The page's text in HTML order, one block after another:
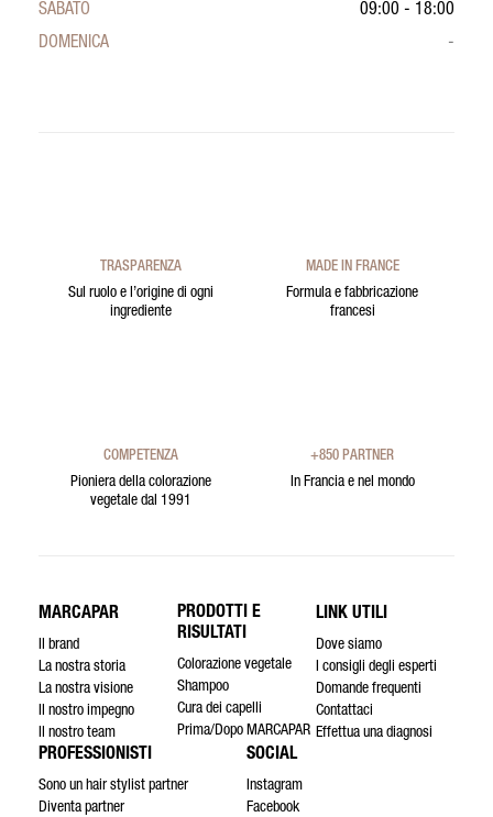
SABATO
09:00 - 18:00
DOMENICA
-
TRASPARENZA
Sul ruolo e l’origine di ogni
ingrediente
MADE IN FRANCE
Formula e fabbricazione
francesi
COMPETENZA
Pioniera della colorazione
vegetale dal 1991
+850 PARTNER
In Francia e nel mondo
MARCAPAR
Il brand
La nostra storia
La nostra visione
Il nostro impegno
Il nostro team
PRODOTTI E
RISULTATI
Colorazione vegetale
Shampoo
Cura dei capelli
Prima/Dopo MARCAPAR
LINK UTILI
Dove siamo
I consigli degli esperti
Domande frequenti
Contattaci
Effettua una diagnosi
PROFESSIONISTI
Sono un hair stylist partner
Diventa partner
SOCIAL
Instagram
Facebook